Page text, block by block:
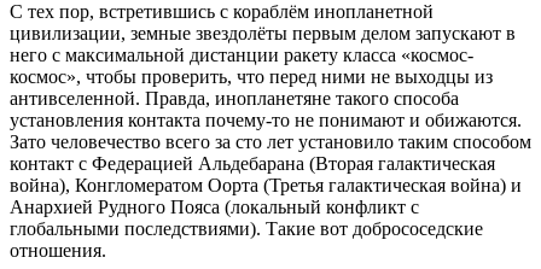
С тех пор, встретившись с кораблём инопланетной
цивилизации, земные звездолёты первым делом запускают в
него с максимальной дистанции ракету класса «космос-
космос», чтобы проверить, что перед ними не выходцы из
антивселенной. Правда, инопланетяне такого способа
установления контакта почему-то не понимают и обижаются.
Зато человечество всего за сто лет установило таким способом
контакт с Федерацией Альдебарана (Вторая галактическая
война), Конгломератом Оорта (Третья галактическая война) и
Анархией Рудного Пояса (локальный конфликт с
глобальными последствиями). Такие вот добрососедские
отношения.